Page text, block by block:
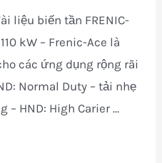
liệu biến tần FRENIC-
kW – Frenic-Ace là
các ứng dụng rộng rãi
Normal Duty – tải nhẹ
– HND: High Carier …